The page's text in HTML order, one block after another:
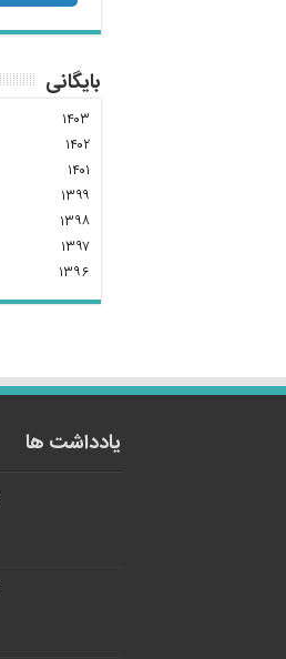
بایگانی
۱۴۰۳
۱۴۰۲
۱۴۰۱
۱۳۹۹
۱۳۹۸
۱۳۹۷
۱۳۹۶
یادداشت ها